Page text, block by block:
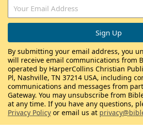
By submitting your email address, you
will receive email communications from
operated by HarperCollins Christian
Pl, Nashville, TN 37214 USA, including
communications and messages from
Gateway. You may unsubscribe from
at any time. If you have any questions,
Privacy Policy or email us at